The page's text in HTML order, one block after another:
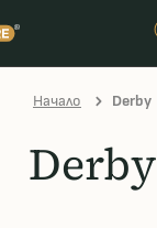
Начало Derby
Derby